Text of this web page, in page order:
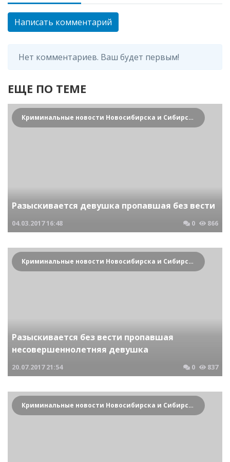
Написать комментарий
Нет комментариев. Ваш будет первым!
ЕЩЕ ПО ТЕМЕ
Криминальные новости Новосибирска и Сибирского региона
Разыскивается девушка пропавшая без вести
04.03.201716:48 0 866
Криминальные новости Новосибирска и Сибирского региона
Разыскивается без вести пропавшая
несовершеннолетняя девушка
20.07.2017 21:54 0 837
Криминальные новости Новосибирска и Сибирского региона